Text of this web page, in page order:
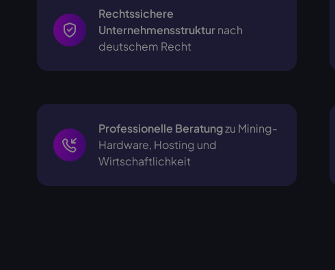
Rechtssichere
Unternehmensstrukturnach
deutschem Recht
Professionelle Beratungzu Mining-
Hardware, Hosting und
Wirtschaftlichkeit